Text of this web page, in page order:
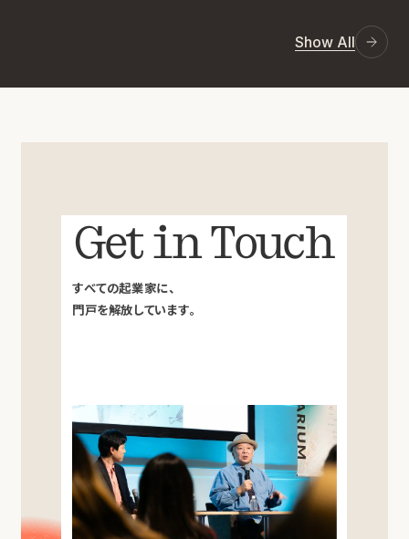
Show All
Get in Touch
すべての起業家に、
門戸を解放しています。